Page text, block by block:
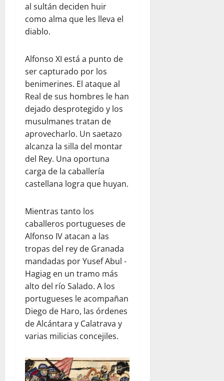
al sultán deciden huir
como alma que les lleva el
diablo.
Alfonso XI está a punto de
ser capturado por los
benimerines. El ataque al
Real de sus hombres le han
dejado desprotegido y los
musulmanes tratan de
aprovecharlo. Un saetazo
alcanza la silla del montar
del Rey. Una oportuna
carga de la caballería
castellana logra que huyan.
Mientras tanto los
caballeros portugueses de
Alfonso IV atacan a las
tropas del rey de Granada
mandadas por Yusef Abul -
Hagiag en un tramo más
alto del río Salado. A los
portugueses le acompañan
Diego de Haro, las órdenes
de Alcántara y Calatrava y
varias milicias concejiles.